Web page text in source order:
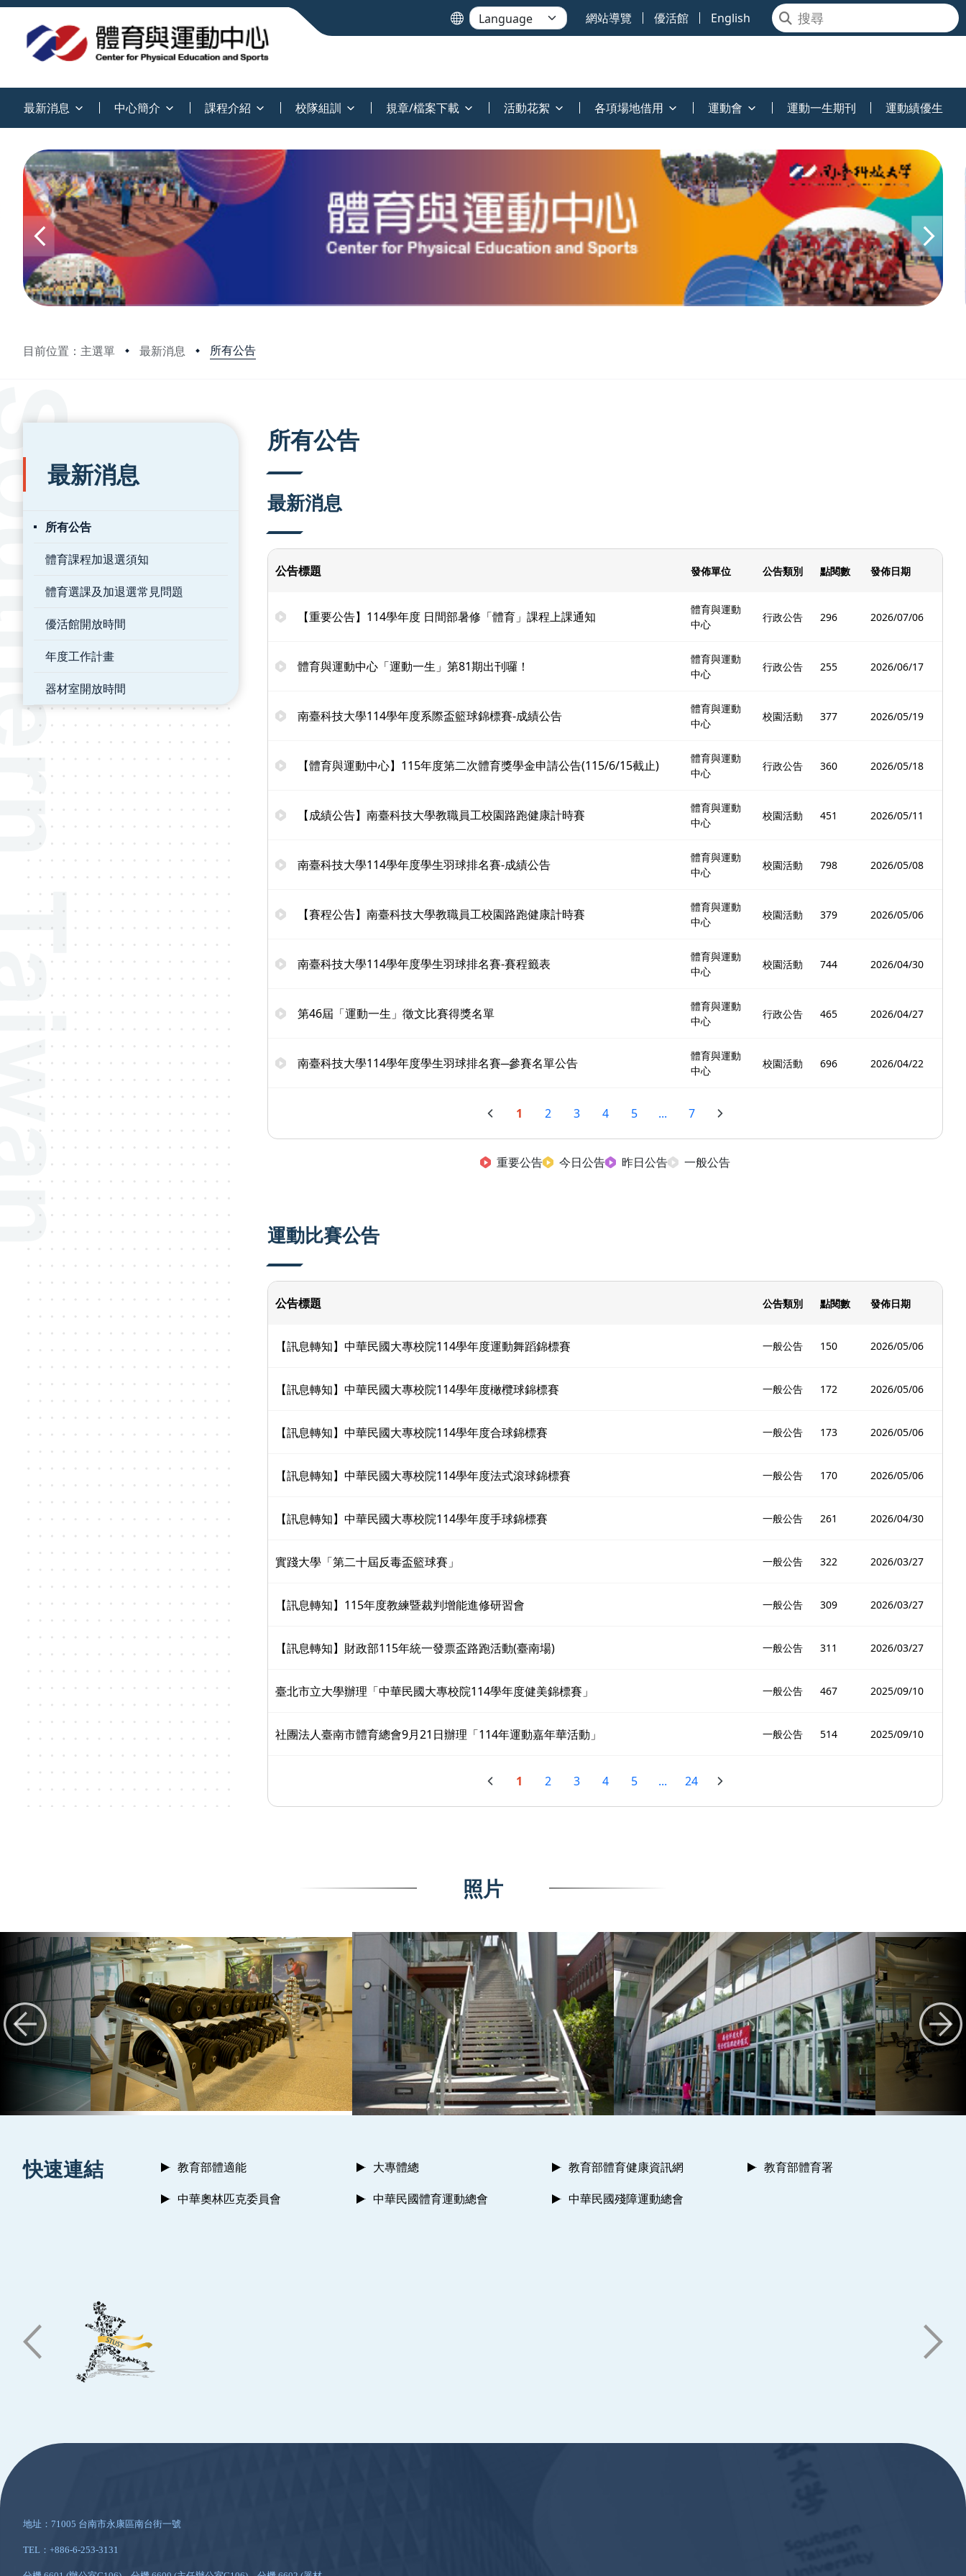
網站導覽 優活館 English
最新消息 中心簡介 課程介紹 校隊組訓 規章/檔案下載 活動花絮 各項場地借用 運動會 運動一生期刊 運動績優生
目前位置：主選單 最新消息 所有公告
:::
最新消息
所有公告
體育課程加退選須知
體育選課及加退選常見問題
優活館開放時間
年度工作計畫
器材室開放時間
所有公告
最新消息
公告標題 發佈單位 公告類別 點閱數 發佈日期
【重要公告】114學年度 日間部暑修「體育」課程上課通知
體育與運動
中心
行政公告 296 2026/07/06
體育與運動中心「運動一生」第81期出刊囉！
體育與運動
中心
行政公告 255 2026/06/17
南臺科技大學114學年度系際盃籃球錦標賽-成績公告
體育與運動
中心
校園活動 377 2026/05/19
【體育與運動中心】115年度第二次體育獎學金申請公告(115/6/15截止)
體育與運動
中心
行政公告 360 2026/05/18
【成績公告】南臺科技大學教職員工校園路跑健康計時賽
體育與運動
中心
校園活動 451 2026/05/11
南臺科技大學114學年度學生羽球排名賽-成績公告
體育與運動
中心
校園活動 798 2026/05/08
【賽程公告】南臺科技大學教職員工校園路跑健康計時賽
體育與運動
中心
校園活動 379 2026/05/06
南臺科技大學114學年度學生羽球排名賽-賽程籤表
體育與運動
中心
校園活動 744 2026/04/30
第46屆「運動一生」徵文比賽得獎名單
體育與運動
中心
行政公告 465 2026/04/27
南臺科技大學114學年度學生羽球排名賽─參賽名單公告
體育與運動
中心
校園活動 696 2026/04/22
1 2 3 4 5 ... 7
重要公告 今日公告 昨日公告 一般公告
運動比賽公告
公告標題 公告類別 點閱數 發佈日期
【訊息轉知】中華民國大專校院114學年度運動舞蹈錦標賽 一般公告 150 2026/05/06
【訊息轉知】中華民國大專校院114學年度橄欖球錦標賽 一般公告 172 2026/05/06
【訊息轉知】中華民國大專校院114學年度合球錦標賽 一般公告 173 2026/05/06
【訊息轉知】中華民國大專校院114學年度法式滾球錦標賽 一般公告 170 2026/05/06
【訊息轉知】中華民國大專校院114學年度手球錦標賽 一般公告 261 2026/04/30
實踐大學「第二十屆反毒盃籃球賽」 一般公告 322 2026/03/27
【訊息轉知】115年度教練暨裁判增能進修研習會 一般公告 309 2026/03/27
【訊息轉知】財政部115年統一發票盃路跑活動(臺南場) 一般公告 311 2026/03/27
臺北市立大學辦理「中華民國大專校院114學年度健美錦標賽」 一般公告 467 2025/09/10
社團法人臺南市體育總會9月21日辦理「114年運動嘉年華活動」 一般公告 514 2025/09/10
1 2 3 4 5 ... 24
照片
快速連結 教育部體適能 大專體總 教育部體育健康資訊網
教育部體育署
中華奧林匹克委員會
中華民國體育運動總會 中華民國殘障運動總會
地址：71005 台南市永康區南台街一號
TEL：+886-6-253-3131